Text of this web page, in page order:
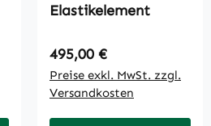
Elastikelement
Regulärer Preis:
495,00 €
Preise exkl. MwSt. zzgl.
Versandkosten